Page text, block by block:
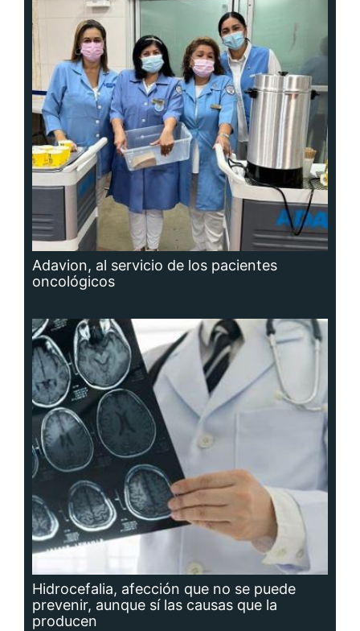
Adavion, al servicio de los pacientes
oncológicos
Hidrocefalia, afección que no se puede
prevenir, aunque sí las causas que la
producen